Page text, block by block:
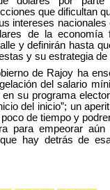
que dificultan
intereses
de la economía
y definirán hasta
y su estrategia
de Rajoy ha
del salario
su programa
del inicio”; un
de tiempo y
para empeorar
hay detrás de